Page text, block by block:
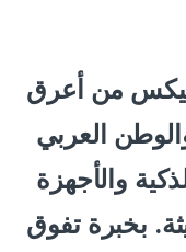
من أعرق
العربي
والأجهزة
بخبرة تفوق